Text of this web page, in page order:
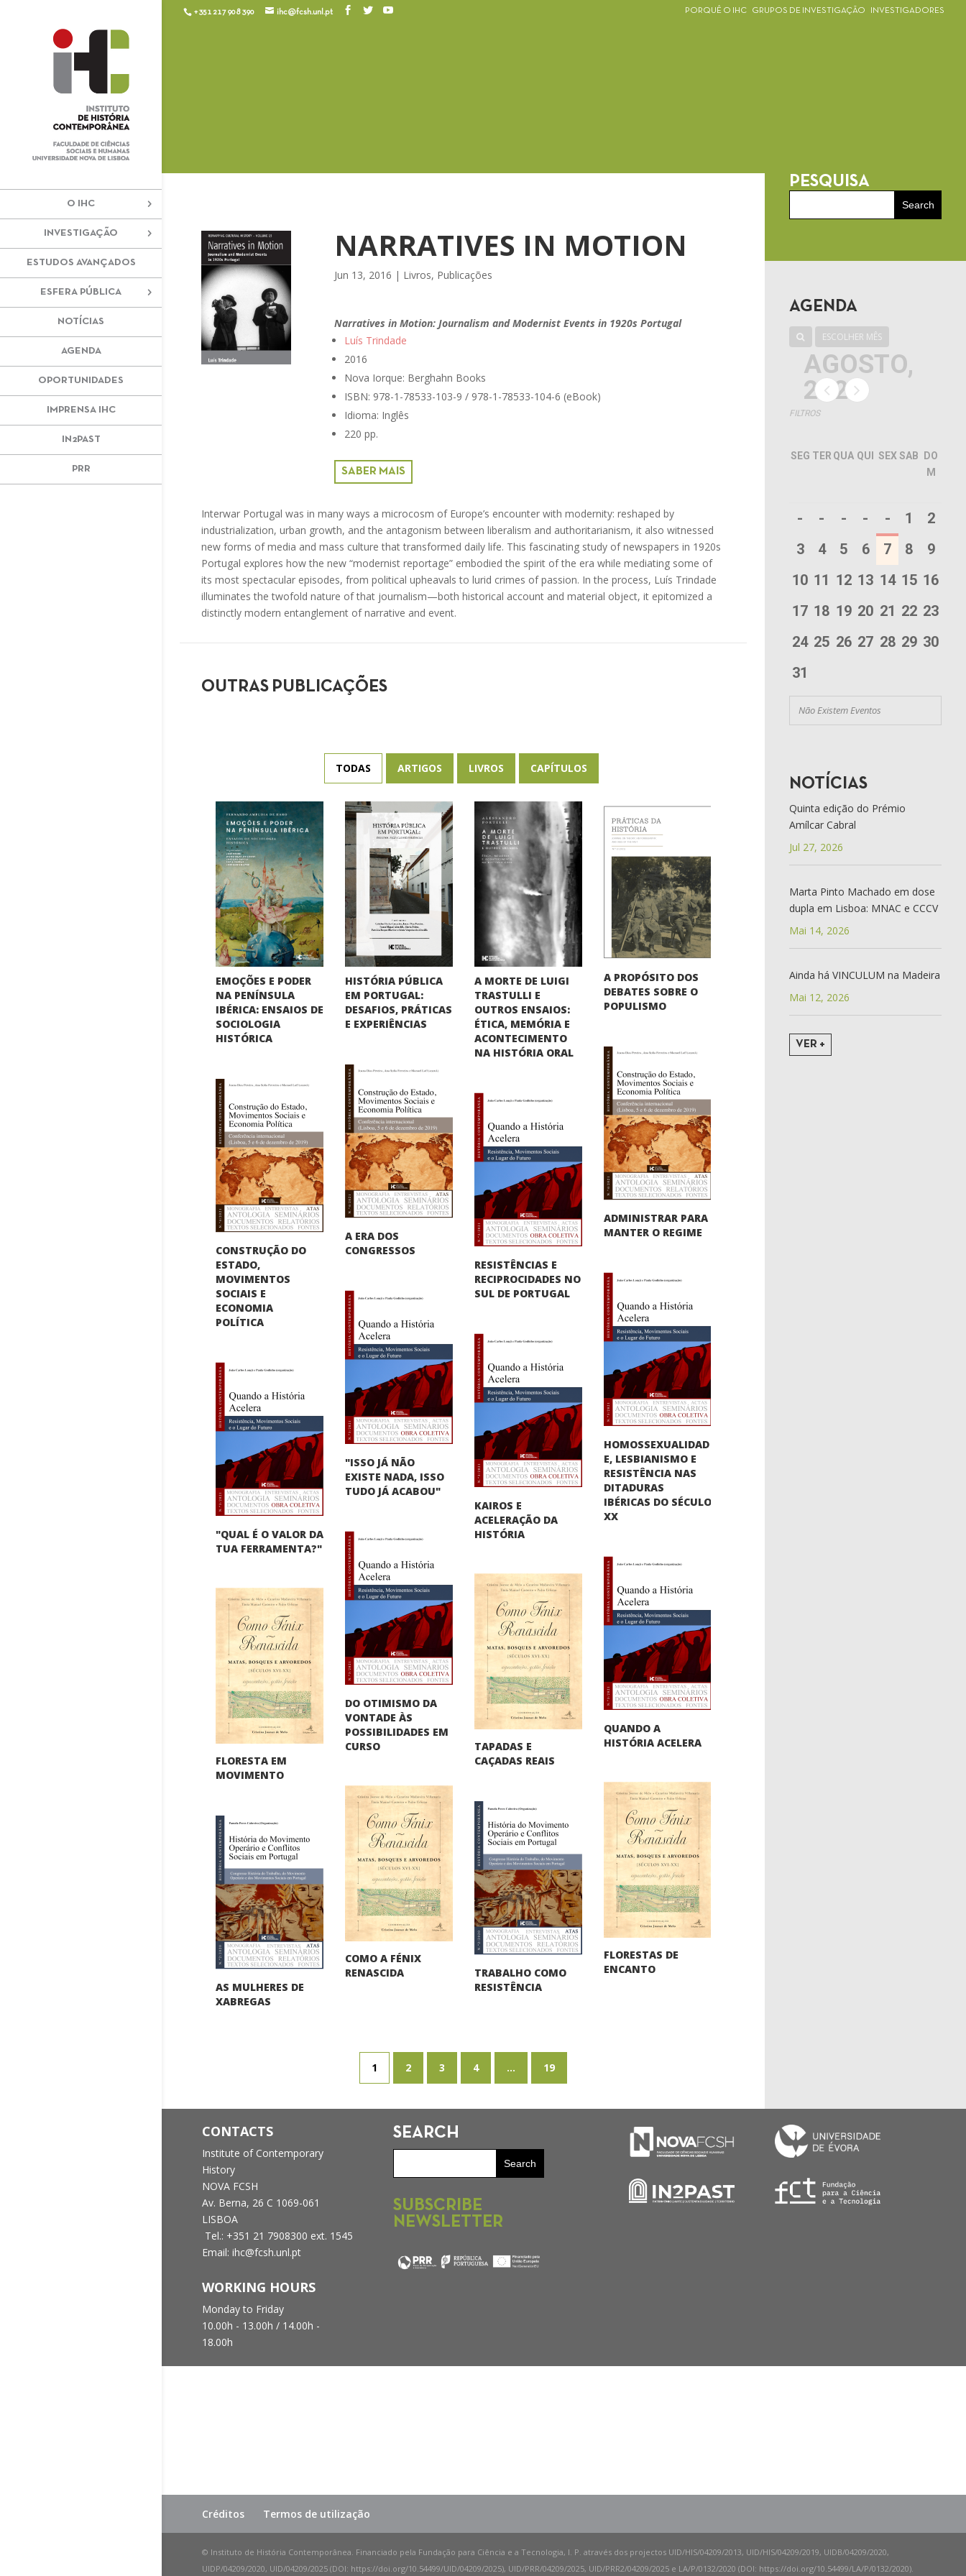
+351 217 908 390 ihc@fcsh.unl.pt PORQUÊ O IHC GRUPOS DE INVESTIGAÇÃO INVESTIGADORES
O IHC
INVESTIGAÇÃO
ESTUDOS AVANÇADOS
ESFERA PÚBLICA
NOTÍCIAS
AGENDA
OPORTUNIDADES
IMPRENSA IHC
IN2PAST
PRR
NARRATIVES IN MOTION
Jun 13, 2016 | Livros, Publicações
Narratives in Motion: Journalism and Modernist Events in 1920s Portugal
Luís Trindade
2016
Nova Iorque: Berghahn Books
ISBN: 978-1-78533-103-9 / 978-1-78533-104-6 (eBook)
Idioma: Inglês
220 pp.
SABER MAIS
Interwar Portugal was in many ways a microcosm of Europe’s encounter with modernity: reshaped by
industrialization, urban growth, and the antagonism between liberalism and authoritarianism, it also witnessed
new forms of media and mass culture that transformed daily life. This fascinating study of newspapers in 1920s
Portugal explores how the new “modernist reportage” embodied the spirit of the era while mediating some of
its most spectacular episodes, from political upheavals to lurid crimes of passion. In the process, Luís Trindade
illuminates the twofold nature of that journalism—both historical account and material object, it epitomized a
distinctly modern entanglement of narrative and event.
OUTRAS PUBLICAÇÕES
TODAS ARTIGOS LIVROS CAPÍTULOS
EMOÇÕES E PODER
NA PENÍNSULA
IBÉRICA: ENSAIOS DE
SOCIOLOGIA
HISTÓRICA
HISTÓRIA PÚBLICA
EM PORTUGAL:
DESAFIOS, PRÁTICAS
E EXPERIÊNCIAS
A MORTE DE LUIGI
TRASTULLI E
OUTROS ENSAIOS:
ÉTICA, MEMÓRIA E
ACONTECIMENTO
NA HISTÓRIA ORAL
A PROPÓSITO DOS
DEBATES SOBRE O
POPULISMO
ADMINISTRAR PARA
MANTER O REGIME
A ERA DOS
CONGRESSOS
CONSTRUÇÃO DO
ESTADO,
MOVIMENTOS
SOCIAIS E
ECONOMIA
POLÍTICA
RESISTÊNCIAS E
RECIPROCIDADES NO
SUL DE PORTUGAL
HOMOSSEXUALIDAD
E, LESBIANISMO E
RESISTÊNCIA NAS
DITADURAS
IBÉRICAS DO SÉCULO
XX
"ISSO JÁ NÃO
EXISTE NADA, ISSO
TUDO JÁ ACABOU"
KAIROS E
ACELERAÇÃO DA
HISTÓRIA
"QUAL É O VALOR DA
TUA FERRAMENTA?"
DO OTIMISMO DA
VONTADE ÀS
POSSIBILIDADES EM
CURSO
QUANDO A
HISTÓRIA ACELERA
TAPADAS E
CAÇADAS REAIS
FLORESTA EM
MOVIMENTO
FLORESTAS DE
ENCANTO
COMO A FÉNIX
RENASCIDA TRABALHO COMO
RESISTÊNCIA
AS MULHERES DE
XABREGAS
1 2 3 4 ... 19
PESQUISA
AGENDA
ESCOLHER MÊS
AGOSTO,
2026
FILTROS
SEG TER QUA QUI SEX SAB DO
M
- - - - - 1
2
3
4 5 6 7 8
9
10 11 12 13 14 15 16
17 18 19 20 21 22 23
24 25 26 27 28 29 30
31
Não Existem Eventos
NOTÍCIAS
Quinta edição do Prémio
Amílcar Cabral
Jul 27, 2026
Marta Pinto Machado em dose
dupla em Lisboa: MNAC e CCCV
Mai 14, 2026
Ainda há VINCULUM na Madeira
Mai 12, 2026
VER +
CONTACTS
Institute of Contemporary
History
NOVA FCSH
Av. Berna, 26 C 1069-061
LISBOA
Tel.: +351 21 7908300 ext. 1545
Email: ihc@fcsh.unl.pt
WORKING HOURS
Monday to Friday
10.00h - 13.00h / 14.00h -
18.00h
SEARCH
SUBSCRIBE
NEWSLETTER
Créditos Termos de utilização
© Instituto de História Contemporânea. Financiado pela Fundação para Ciência e a Tecnologia, I. P. através dos projectos UID/HIS/04209/2013, UID/HIS/04209/2019, UIDB/04209/2020,
UIDP/04209/2020, UID/04209/2025 (DOI: https://doi.org/10.54499/UID/04209/2025), UID/PRR/04209/2025, UID/PRR2/04209/2025 e LA/P/0132/2020 (DOI: https://doi.org/10.54499/LA/P/0132/2020).